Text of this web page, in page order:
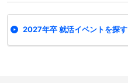
2027年卒 就活イベントを探す